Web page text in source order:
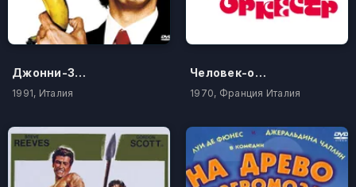
Джонни-Зубочистка
1991, Италия
Человек-оркестр
1970, Франция Италия